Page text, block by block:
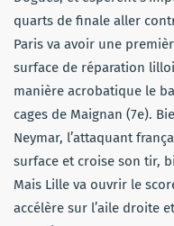
quarts de finale aller
Paris va avoir une
surface de réparation
manière acrobatique le
cages de Maignan (7e).
Neymar, l’attaquant
surface et croise son tir,
Mais Lille va ouvrir le
accélère sur l’aile droite